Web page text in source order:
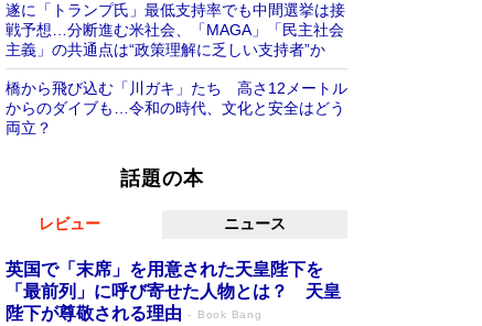
遂に「トランプ氏」最低支持率でも中間選挙は接
戦予想…分断進む米社会、「MAGA」「民主社会
主義」の共通点は“政策理解に乏しい支持者”か
橋から飛び込む「川ガキ」たち 高さ12メートル
からのダイブも…令和の時代、文化と安全はどう
両立？
話題の本
レビュー ニュース
英国で「末席」を用意された天皇陛下を
「最前列」に呼び寄せた人物とは？ 天皇
陛下が尊敬される理由
Book Bang